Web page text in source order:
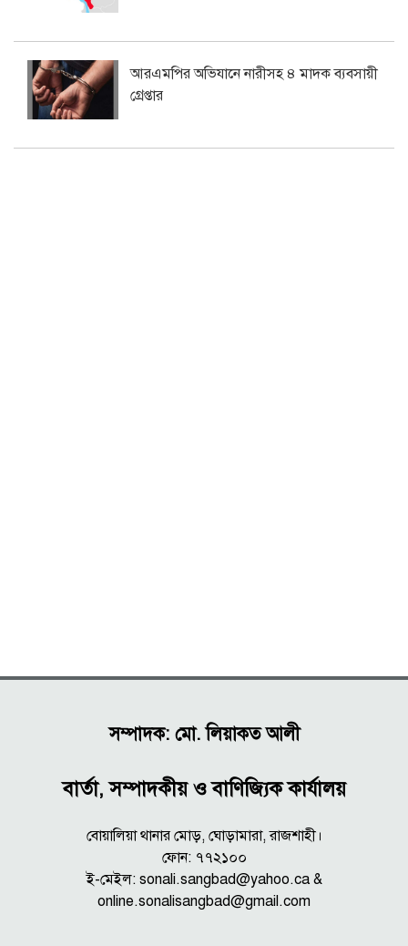
আরএমপির অভিযানে নারীসহ ৪ মাদক ব্যবসায়ী
গ্রেপ্তার
সম্পাদক: মো. লিয়াকত আলী
বার্তা, সম্পাদকীয় ও বাণিজ্যিক কার্যালয়
বোয়ালিয়া থানার মোড়, ঘোড়ামারা, রাজশাহী।
ফোন: ৭৭২১০০
ই-মেইল: sonali.sangbad@yahoo.ca &
online.sonalisangbad@gmail.com